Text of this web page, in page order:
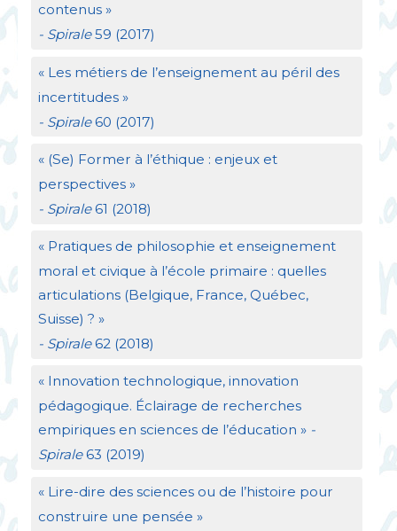
contenus »
- Spirale59 (2017)
« Les métiers de l’enseignement au péril des
incertitudes »
- Spirale60 (2017)
« (Se) Former à l’éthique : enjeux et
perspectives »
- Spirale61 (2018)
« Pratiques de philosophie et enseignement
moral et civique à l’école primaire : quelles
articulations (Belgique, France, Québec,
Suisse) ? »
- Spirale62 (2018)
« Innovation technologique, innovation
pédagogique. Éclairage de recherches
empiriques en sciences de l’éducation » -
Spirale63 (2019)
« Lire-dire des sciences ou de l’histoire pour
construire une pensée »